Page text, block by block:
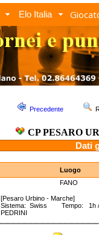
Elo Italia
Precedente
CP PESARO
Dati
Luogo
FANO
[Pesaro Urbino - Marche]
Sistema: Swiss Tempo: 1h /
PEDRINI